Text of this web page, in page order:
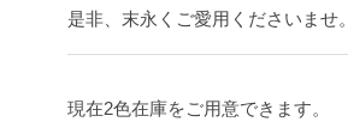
是非、末永くご愛用くださいませ。
現在2色在庫をご用意できます。